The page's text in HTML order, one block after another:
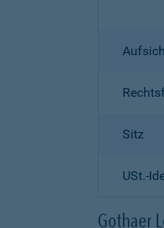
Sitz
USt.-
Gothaer